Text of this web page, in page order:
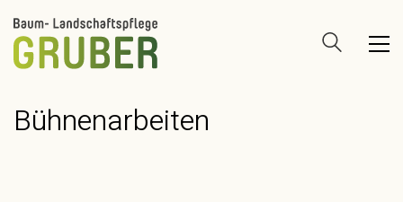
Bühnenarbeiten